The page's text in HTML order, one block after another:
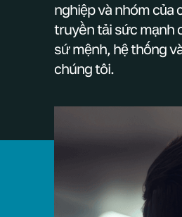
nghiệp và nhóm của
truyền tải sức mạnh
sứ mệnh, hệ thống
chúng tôi.